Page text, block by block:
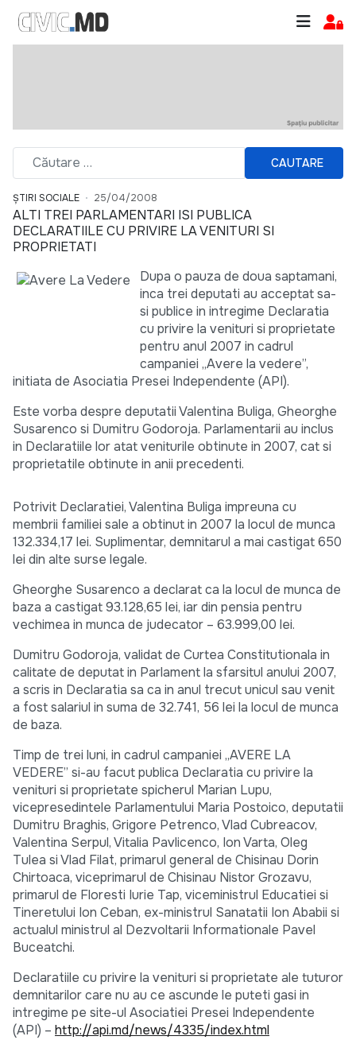
CAUTARE
ȘTIRI SOCIALE 25/04/2008
ALTI TREI PARLAMENTARI ISI PUBLICA
DECLARATIILE CU PRIVIRE LA VENITURI SI
PROPRIETATI
Dupa o pauza de doua saptamani,
inca trei deputati au acceptat sa-
si publice in intregime Declaratia
cu privire la venituri si proprietate
pentru anul 2007 in cadrul
campaniei „Avere la vedere”,
initiata de Asociatia Presei Independente (API).
Este vorba despre deputatii Valentina Buliga, Gheorghe
Susarenco si Dumitru Godoroja. Parlamentarii au inclus
in Declaratiile lor atat veniturile obtinute in 2007, cat si
proprietatile obtinute in anii precedenti.
Potrivit Declaratiei, Valentina Buliga impreuna cu
membrii familiei sale a obtinut in 2007 la locul de munca
132.334,17 lei. Suplimentar, demnitarul a mai castigat 650
lei din alte surse legale.
Gheorghe Susarenco a declarat ca la locul de munca de
baza a castigat 93.128,65 lei, iar din pensia pentru
vechimea in munca de judecator – 63.999,00 lei.
Dumitru Godoroja, validat de Curtea Constitutionala in
calitate de deputat in Parlament la sfarsitul anului 2007,
a scris in Declaratia sa ca in anul trecut unicul sau venit
a fost salariul in suma de 32.741, 56 lei la locul de munca
de baza.
Timp de trei luni, in cadrul campaniei „AVERE LA
VEDERE” si-au facut publica Declaratia cu privire la
venituri si proprietate spicherul Marian Lupu,
vicepresedintele Parlamentului Maria Postoico, deputatii
Dumitru Braghis, Grigore Petrenco, Vlad Cubreacov,
Valentina Serpul, Vitalia Pavlicenco, Ion Varta, Oleg
Tulea si Vlad Filat, primarul general de Chisinau Dorin
Chirtoaca, viceprimarul de Chisinau Nistor Grozavu,
primarul de Floresti Iurie Tap, viceministrul Educatiei si
Tineretului Ion Ceban, ex-ministrul Sanatatii Ion Ababii si
actualul ministrul al Dezvoltarii Informationale Pavel
Buceatchi.
Declaratiile cu privire la venituri si proprietate ale tuturor
demnitarilor care nu au ce ascunde le puteti gasi in
intregime pe site-ul Asociatiei Presei Independente
(API) – http://api.md/news/4335/index.html